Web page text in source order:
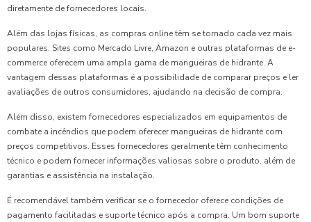
diretamente de fornecedores locais.
Além das lojas físicas, as compras online têm se tornado cada vez mais
populares. Sites como Mercado Livre, Amazon e outras plataformas de e-
commerce oferecem uma ampla gama de mangueiras de hidrante. A
vantagem dessas plataformas é a possibilidade de comparar preços e ler
avaliações de outros consumidores, ajudando na decisão de compra.
Além disso, existem fornecedores especializados em equipamentos de
combate a incêndios que podem oferecer mangueiras de hidrante com
preços competitivos. Esses fornecedores geralmente têm conhecimento
técnico e podem fornecer informações valiosas sobre o produto, além de
garantias e assistência na instalação.
É recomendável também verificar se o fornecedor oferece condições de
pagamento facilitadas e suporte técnico após a compra. Um bom suporte